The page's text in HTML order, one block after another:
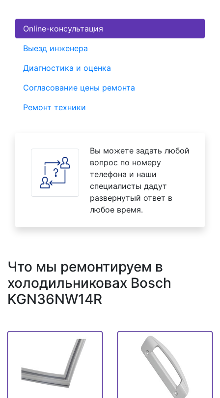
Online-консультация
Выезд инженера
Диагностика и оценка
Согласование цены ремонта
Ремонт техники
Вы можете задать любой
вопрос по номеру
телефона и наши
специалисты дадут
развернутый ответ в
любое время.
Что мы ремонтируем в
холодильниковах Bosch
KGN36NW14R